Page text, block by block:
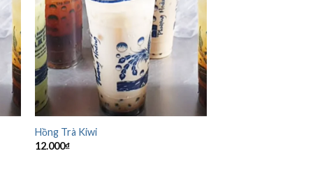
Hồng Trà Kiwi
12.000₫